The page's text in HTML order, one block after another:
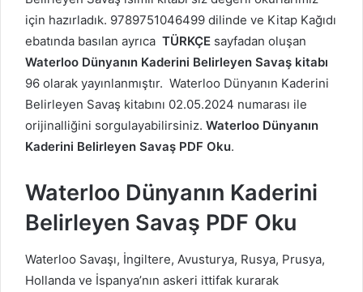
için hazırladık. 9789751046499 dilinde ve Kitap Kağıdı
ebatında basılan ayrıca TÜRKÇE sayfadan oluşan
Waterloo Dünyanın Kaderini Belirleyen Savaş kitabı
96 olarak yayınlanmıştır. Waterloo Dünyanın Kaderini
Belirleyen Savaş kitabını 02.05.2024 numarası ile
orijinalliğini sorgulayabilirsiniz. Waterloo Dünyanın
Kaderini Belirleyen Savaş PDF Oku.
Waterloo Dünyanın Kaderini
Belirleyen Savaş PDF Oku
Waterloo Savaşı, İngiltere, Avusturya, Rusya, Prusya,
Hollanda ve İspanya’nın askeri ittifak kurarak